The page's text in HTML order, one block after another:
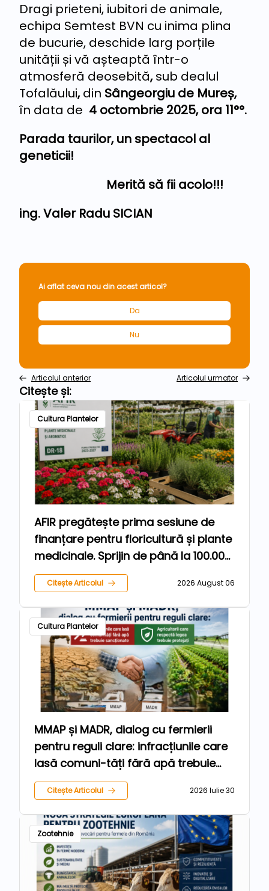
Dragi prieteni, iubitori de animale,
echipa Semtest BVN cu inima plina
de bucurie, deschide larg porțile
unității și vă așteaptă într-o
atmosferă deosebită,sub dealul
Tofalăului,din Sângeorgiu de Mureș,
în data de 4 octombrie 2025, ora 11°°.
Parada taurilor, un spectacol al
geneticii!
Merită să fii acolo!!!
ing. Valer Radu SICIAN
Ai aflat ceva nou din acest articol?
Da
Nu
Articolul anterior Articolul urmator
Citește și:
Cultura Plantelor
AFIR pregătește prima sesiune de
finanțare pentru floricultură și plante
medicinale. Sprijin de până la 100.000
de euro pentru fermieri
Citește Articolul 2026 August 06
Cultura Plantelor
MMAP și MADR, dialog cu fermierii
pentru reguli clare: infracțiunile care
lasă comuni-tăți fără apă trebuie
sancționate, iar agricultorii care
respectă legea trebuie protejați
Citește Articolul 2026 Iulie 30
Zootehnie